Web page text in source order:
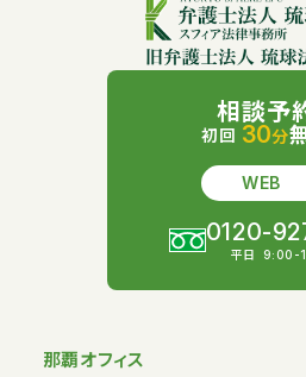
相談予
初回 30分
WEB
0120-
平日 9:00-
那覇オフィス